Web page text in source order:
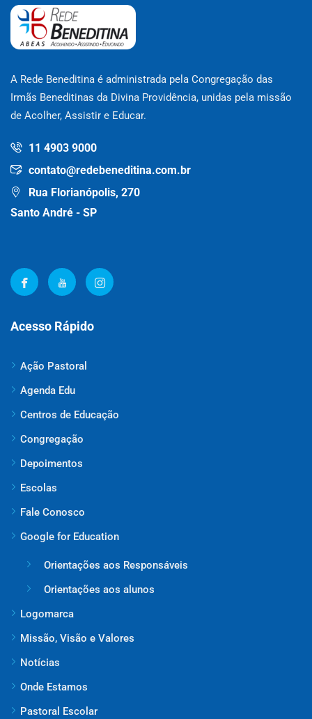
A Rede Beneditina é administrada pela Congregação das
Irmãs Beneditinas da Divina Providência, unidas pela missão
de Acolher, Assistir e Educar.
11 4903 9000
contato@redebeneditina.com.br
Rua Florianópolis, 270
Santo André - SP
Acesso Rápido
Ação Pastoral
Agenda Edu
Centros de Educação
Congregação
Depoimentos
Escolas
Fale Conosco
Google for Education
Orientações aos Responsáveis
Orientações aos alunos
Logomarca
Missão, Visão e Valores
Notícias
Onde Estamos
Pastoral Escolar